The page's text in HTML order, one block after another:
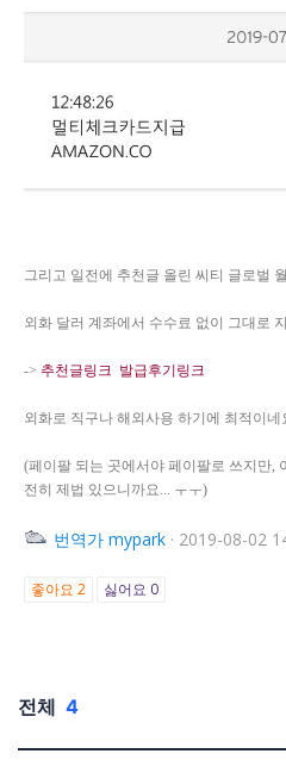
그리고 일전에 추천글 올린 씨티 글로벌
외화 달러 계좌에서 수수료 없이 그대로
-> 추천글링크 발급후기링크
외화로 직구나 해외사용 하기에 최적이네
(페이팔 되는 곳에서야 페이팔로 쓰지만,
전히 제법 있으니까요... ㅜㅜ)
번역가 mypark · 2019-08-02
좋아요 2 싫어요 0
전체 4